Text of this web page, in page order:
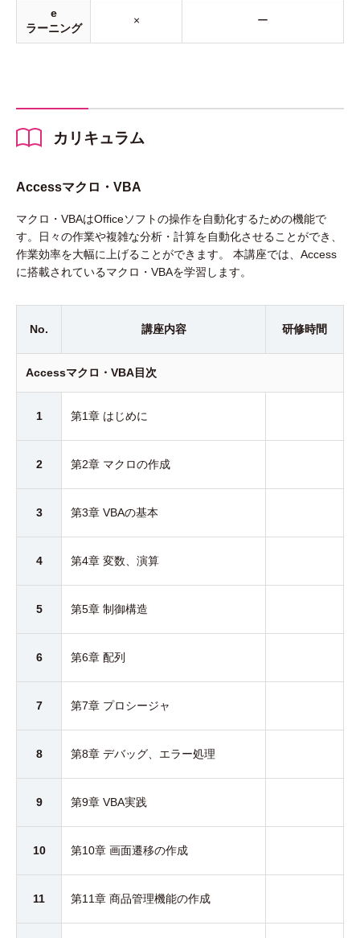
e
ラーニング
× ー
カリキュラム
Accessマクロ・VBA
マクロ・VBAはOfficeソフトの操作を自動化するための機能で
す。日々の作業や複雑な分析・計算を自動化させることができ、
作業効率を大幅に上げることができます。 本講座では、Access
に搭載されているマクロ・VBAを学習します。
No. 講座内容 研修時間
Accessマクロ・VBA目次
1 第1章 はじめに
2 第2章 マクロの作成
3 第3章 VBAの基本
4 第4章 変数、演算
5 第5章 制御構造
6 第6章 配列
7 第7章 プロシージャ
8 第8章 デバッグ、エラー処理
9 第9章 VBA実践
10 第10章 画面遷移の作成
11 第11章 商品管理機能の作成